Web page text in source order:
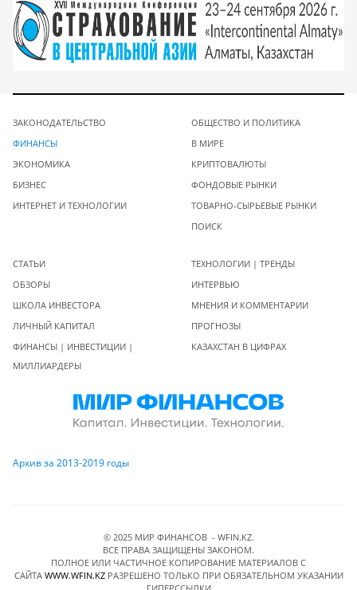
ЗАКОНОДАТЕЛЬСТВО
ФИНАНСЫ
ЭКОНОМИКА
БИЗНЕС
ИНТЕРНЕТ И ТЕХНОЛОГИИ
ОБЩЕСТВО И ПОЛИТИКА
В МИРЕ
КРИПТОВАЛЮТЫ
ФОНДОВЫЕ РЫНКИ
ТОВАРНО-СЫРЬЕВЫЕ РЫНКИ
ПОИСК
СТАТЬИ
ОБЗОРЫ
ШКОЛА ИНВЕСТОРА
ЛИЧНЫЙ КАПИТАЛ
ФИНАНСЫ | ИНВЕСТИЦИИ |
МИЛЛИАРДЕРЫ
ТЕХНОЛОГИИ | ТРЕНДЫ
ИНТЕРВЬЮ
МНЕНИЯ И КОММЕНТАРИИ
ПРОГНОЗЫ
КАЗАХСТАН В ЦИФРАХ
Архив за 2013-2019 годы
© 2025 МИР ФИНАНСОВ - WFIN.KZ.
ВСЕ ПРАВА ЗАЩИЩЕНЫ ЗАКОНОМ.
ПОЛНОЕ ИЛИ ЧАСТИЧНОЕ КОПИРОВАНИЕ МАТЕРИАЛОВ C
САЙТА WWW.WFIN.KZРАЗРЕШЕНО ТОЛЬКО ПРИ ОБЯЗАТЕЛЬНОМ УКАЗАНИИ